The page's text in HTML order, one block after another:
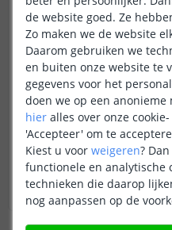
Wifi lamp - E27
12 watt - RGBWW
OP VOORRAAD
IN WINKELWAGEN
de website goed. Ze
Zo maken we de website
Daarom gebruiken we
en buiten onze website te
gegevens voor het
doen we op een anonieme
hier alles over onze
'Accepteer' om te
Kiest u voor weigeren?
functionele en analytische
technieken die daarop
nog aanpassen op de